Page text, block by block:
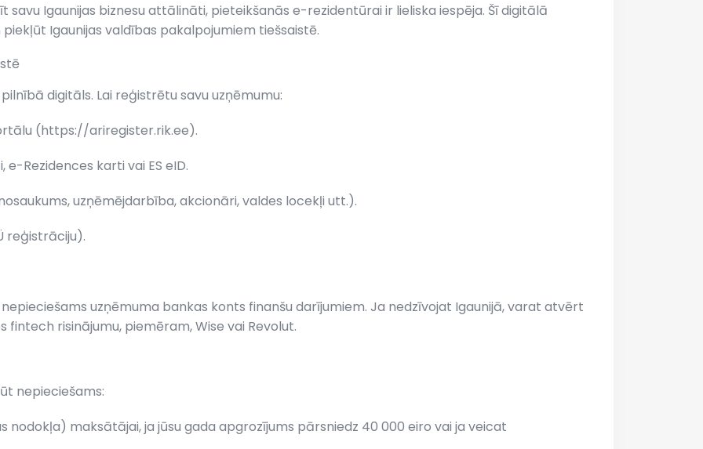
Igaunijas biznesu attālināti, pieteikšanās e-rezidentūrai ir lieliska iespēja. Šī digitālā
Igaunijas valdības pakalpojumiem tiešsaistē.
digitāls. Lai reģistrētu savu uzņēmumu:
(https://ariregister.rik.ee).
Rezidences karti vai ES eID.
uzņēmējdarbība, akcionāri, valdes locekļi utt.).
reģistrāciju).
uzņēmuma bankas konts finanšu darījumiem. Ja nedzīvojat Igaunijā, varat atvērt
risinājumu, piemēram, Wise vai Revolut.
nepieciešams:
nodokļa) maksātājai, ja jūsu gada apgrozījums pārsniedz 40 000 eiro vai ja veicat